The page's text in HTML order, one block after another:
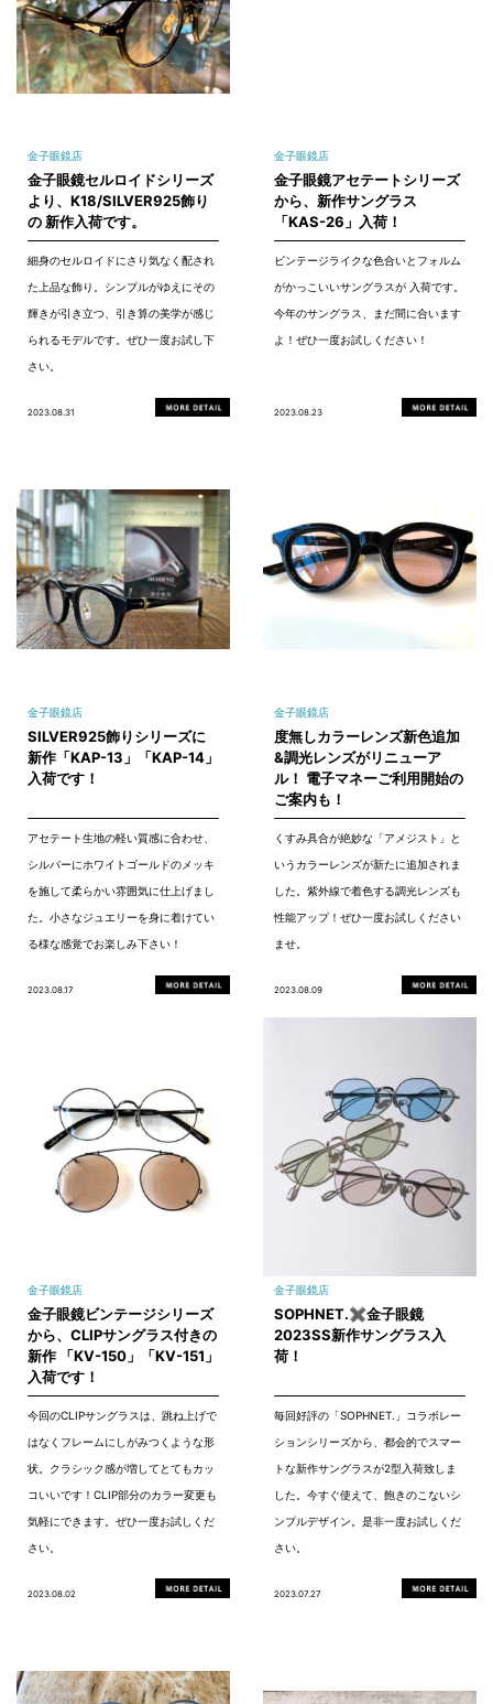
金子眼鏡店
金子眼鏡セルロイドシリーズ
より、K18/SILVER925飾り
の 新作入荷です。
細身のセルロイドにさり気なく配され
た上品な飾り。シンプルがゆえにその
輝きが引き立つ、引き算の美学が感じ
られるモデルです。ぜひ一度お試し下
さい。
2023.08.31
金子眼鏡店
金子眼鏡アセテートシリーズ
から、新作サングラス
「KAS-26」入荷！
ビンテージライクな色合いとフォルム
がかっこいいサングラスが 入荷です。
今年のサングラス、まだ間に合います
よ！ぜひ一度お試しください！
2023.08.23
金子眼鏡店
SILVER925飾りシリーズに
新作「KAP-13」「KAP-14」
入荷です！
アセテート生地の軽い質感に合わせ、
シルバーにホワイトゴールドのメッキ
を施して柔らかい雰囲気に仕上げまし
た。小さなジュエリーを身に着けてい
る様な感覚でお楽しみ下さい！
2023.08.17
金子眼鏡店
度無しカラーレンズ新色追加
&調光レンズがリニューア
ル！ 電子マネーご利用開始の
ご案内も！
くすみ具合が絶妙な「アメジスト」と
いうカラーレンズが新たに追加されま
した。紫外線で着色する調光レンズも
性能アップ！ぜひ一度お試しください
ませ。
2023.08.09
金子眼鏡店
金子眼鏡ビンテージシリーズ
から、CLIPサングラス付きの
新作 「KV-150」「KV-151」
入荷です！
今回のCLIPサングラスは、跳ね上げで
はなくフレームにしがみつくような形
状。クラシック感が増してとてもカッ
コいいです！CLIP部分のカラー変更も
気軽にできます。ぜひ一度お試しくだ
さい。
2023.08.02
金子眼鏡店
SOPHNET.✖金子眼鏡
2023SS新作サングラス入
荷！
毎回好評の「SOPHNET.」コラボレー
ションシリーズから、都会的でスマー
トな新作サングラスが2型入荷致しま
した。今すぐ使えて、飽きのこないシ
ンプルデザイン。是非一度お試しくだ
さい。
2023.07.27